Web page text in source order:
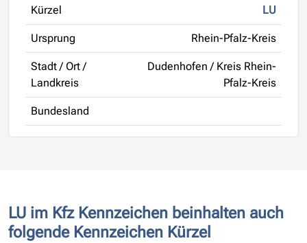
Kürzel LU
Ursprung Rhein-Pfalz-Kreis
Stadt / Ort /
Landkreis
Dudenhofen / Kreis Rhein-
Pfalz-Kreis
Bundesland
LU im Kfz Kennzeichen beinhalten auch
folgende Kennzeichen Kürzel